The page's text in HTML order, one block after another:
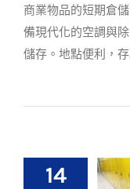
商業物品的短期倉
備現代化的空調與
儲存。地點便利，
14